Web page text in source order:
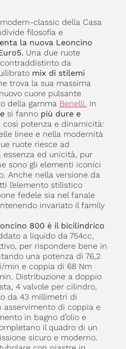
classic della Casa
filosofia e
la nuova Leoncino
Una due ruote
da
mix di stilemi
trova la sua massima
cuore pulsante
della gamma Benelli. In
si fanno più dure e
così potenza e dinamicità:
linee e nella modernità
ruote riesce ad
ed unicità, pur
sono gli elementi iconici
Anche nella versione da
l’elemento stilistico
fedele sia nel fanale
invariato il family
800 è il bicilindrico
a liquido da 754cc,
per rispondere bene in
una potenza di 76,2
min e coppia di 68 Nm
Distribuzione a doppio
4 valvole per cilindro,
da 43 millimetri di
di coppia e
in bagno d’olio e
il quadro di un
sicuro e moderno.